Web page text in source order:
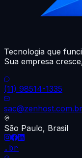
Tecnologia que
Sua empresa
(11) 98514-1335
sac@zenhost.com.br
São Paulo, Brasil
.br